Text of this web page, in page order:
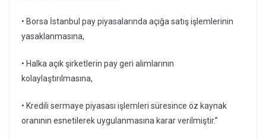
• Borsa İstanbul pay piyasalarında açığa satış işlemlerinin
yasaklanmasına,
• Halka açık şirketlerin pay geri alımlarının
kolaylaştırılmasına,
• Kredili sermaye piyasası işlemleri süresince öz kaynak
oranının esnetilerek uygulanmasına karar verilmiştir.”